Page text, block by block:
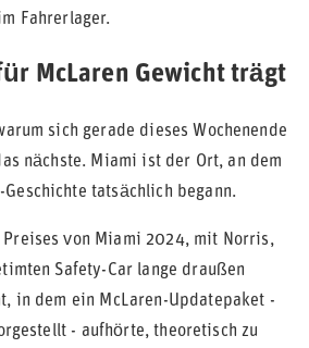
Fahrerlager.
McLaren Gewicht trägt
sich gerade dieses Wochenende
nächste. Miami ist der Ort, an dem
tatsächlich begann.
Preises von Miami 2024, mit Norris,
Safety-Car lange draußen
in dem ein McLaren-Updatepaket -
- aufhörte, theoretisch zu